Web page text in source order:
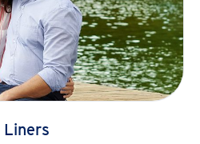
Liners